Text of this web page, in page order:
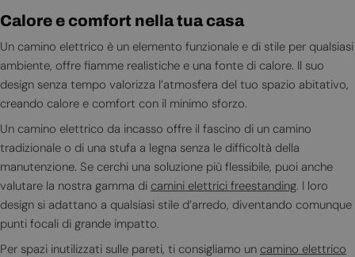
Calore e comfort nella tua casa
Un camino elettrico è un elemento funzionale e di stile per qualsiasi
ambiente, offre fiamme realistiche e una fonte di calore. Il suo
design senza tempo valorizza l’atmosfera del tuo spazio abitativo,
creando calore e comfort con il minimo sforzo.
Un camino elettrico da incasso offre il fascino di un camino
tradizionale o di una stufa a legna senza le difficoltà della
manutenzione. Se cerchi una soluzione più flessibile, puoi anche
valutare la nostra gamma di camini elettrici freestanding. I loro
design si adattano a qualsiasi stile d’arredo, diventando comunque
punti focali di grande impatto.
Per spazi inutilizzati sulle pareti, ti consigliamo un camino elettrico